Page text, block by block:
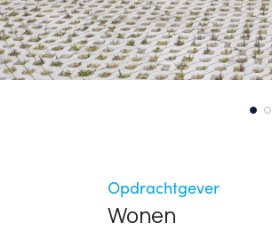
Opdrachtgever
Wonen